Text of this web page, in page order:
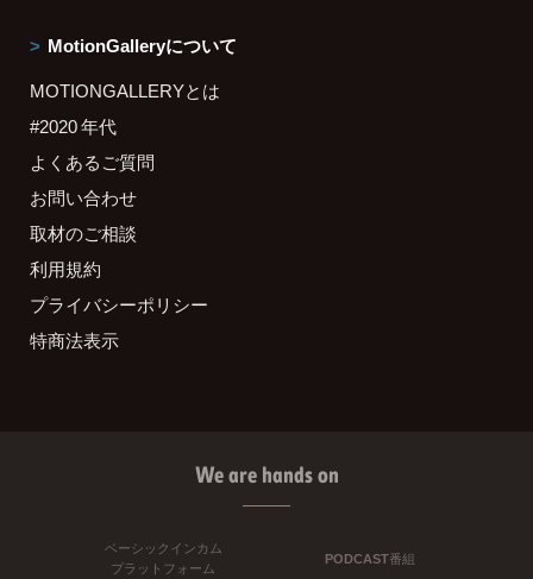
MotionGalleryについて
MOTIONGALLERYとは
#2020 年代
よくあるご質問
お問い合わせ
取材のご相談
利用規約
プライバシーポリシー
特商法表示
We are hands on
ベーシックインカム
プラットフォーム
PODCAST番組